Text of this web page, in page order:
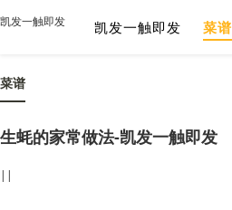
凯发一触即发 凯发一触即发 菜谱
菜谱
生蚝的家常做法-凯发一触即发
||